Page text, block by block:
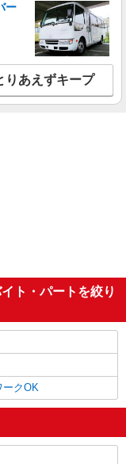
ー
りあえずキープ
ト・パートを絞り
ークOK